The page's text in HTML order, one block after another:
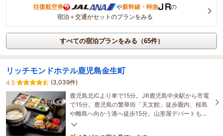
往復航空券 や新幹線・特急
の
宿泊＋交通がセットのプランをみる
すべての宿泊プランをみる（65件）
リッチモンドホテル鹿児島金生町
4.5
(3,039件)
鹿児島北ICより車で15分。JR鹿児島中央駅から市電
で15分。鹿児島の繁華街「天文館」徒歩圏内、桜島
や離島へ向かう港へ徒歩15分。山形屋デパートもす
ぐ。ビジネス・観光へアクセス抜群の立地です。